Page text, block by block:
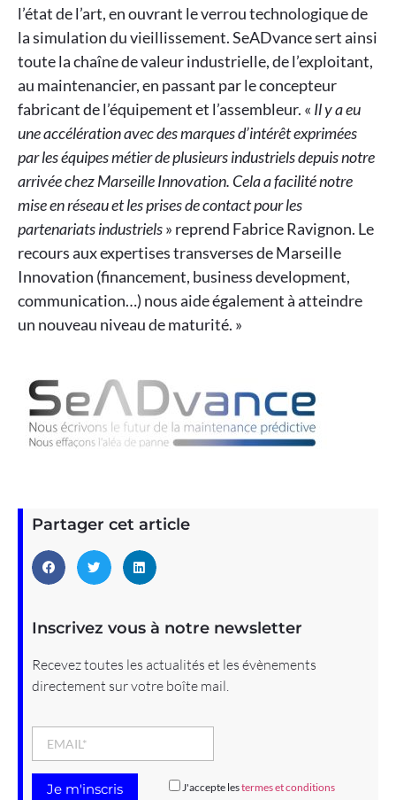
l’état de l’art, en ouvrant le verrou technologique de
la simulation du vieillissement. SeADvance sert ainsi
toute la chaîne de valeur industrielle, de l’exploitant,
au maintenancier, en passant par le concepteur
fabricant de l’équipement et l’assembleur. « Il y a eu
une accélération avec des marques d’intérêt exprimées
par les équipes métier de plusieurs industriels depuis notre
arrivée chez Marseille Innovation. Cela a facilité notre
mise en réseau et les prises de contact pour les
partenariats industriels» reprend Fabrice Ravignon. Le
recours aux expertises transverses de Marseille
Innovation (financement, business development,
communication…) nous aide également à atteindre
un nouveau niveau de maturité. »
Partager cet article
Inscrivez vous à notre newsletter
Recevez toutes les actualités et les évènements
directement sur votre boîte mail.
J'accepte lestermes et conditions